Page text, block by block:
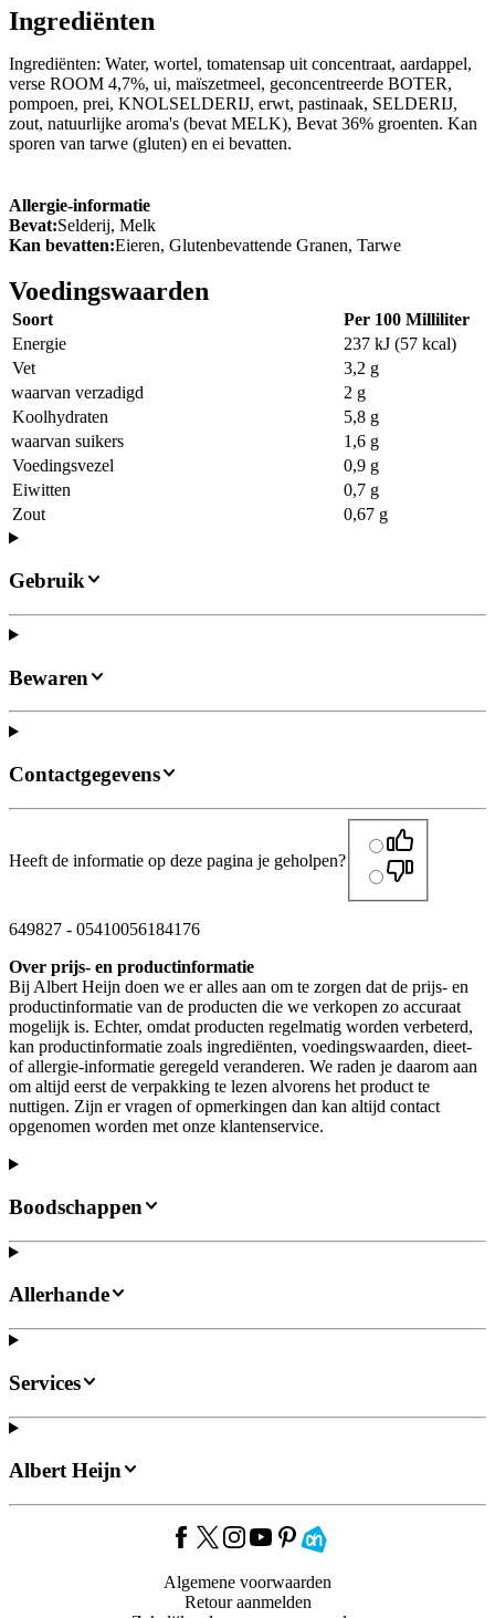
Ingrediënten
Ingrediënten: Water, wortel, tomatensap uit concentraat, aardappel,
verse ROOM 4,7%, ui, maïszetmeel, geconcentreerde BOTER,
pompoen, prei, KNOLSELDERIJ, erwt, pastinaak, SELDERIJ,
zout, natuurlijke aroma's (bevat MELK), Bevat 36% groenten. Kan
sporen van tarwe (gluten) en ei bevatten.
Allergie-informatie
Bevat:Selderij, Melk
Kan bevatten:Eieren, Glutenbevattende Granen, Tarwe
Voedingswaarden
Soort
Per 100 Milliliter
Energie
237 kJ (57 kcal)
Vet
3,2 g
waarvan verzadigd
2 g
Koolhydraten
5,8 g
waarvan suikers
1,6 g
Voedingsvezel
0,9 g
Eiwitten
0,7 g
Zout
0,67 g
Gebruik
Bewaren
Contactgegevens
Heeft de informatie op deze pagina je geholpen?
649827 - 05410056184176
Over prijs- en productinformatie
Bij Albert Heijn doen we er alles aan om te zorgen dat de prijs- en
productinformatie van de producten die we verkopen zo accuraat
mogelijk is. Echter, omdat producten regelmatig worden verbeterd,
kan productinformatie zoals ingrediënten, voedingswaarden, dieet-
of allergie-informatie geregeld veranderen. We raden je daarom aan
om altijd eerst de verpakking te lezen alvorens het product te
nuttigen. Zijn er vragen of opmerkingen dan kan altijd contact
opgenomen worden met onze klantenservice.
Boodschappen
Allerhande
Services
Albert Heijn
Algemene voorwaarden
Retour aanmelden